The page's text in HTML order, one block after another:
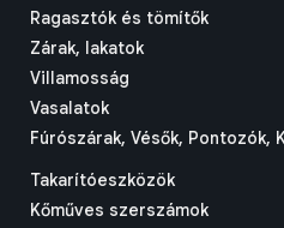
Ragasztók és tömítők
Zárak, lakatok
Villamosság
Vasalatok
Fúrószárak, Vésők, Pontozók,
Takarítóeszközök
Kőműves szerszámok